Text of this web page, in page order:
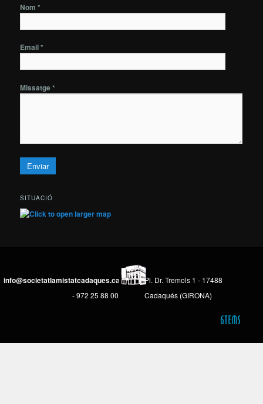
Nom *
Email *
Missatge *
SITUACIÓ
info@societatlamistatcadaques.cat
- 972 25 88 00
Pl. Dr. Tremols 1 - 17488
Cadaqués (GIRONA)